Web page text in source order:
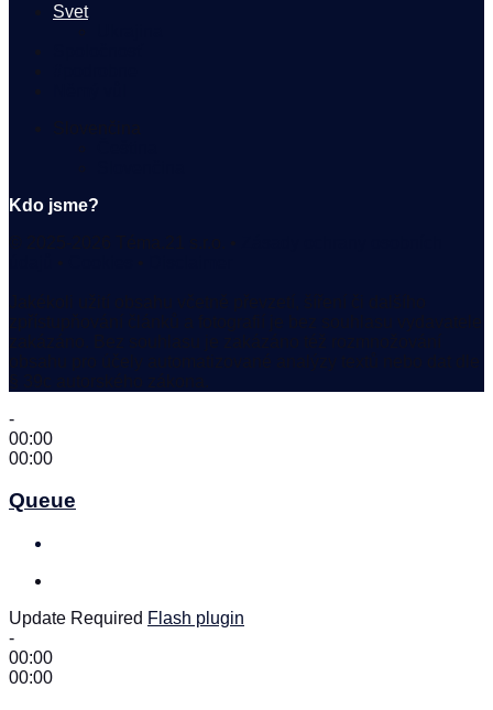
Svet
Kdo jsme?
-
00:00
00:00
Queue
Update Required Flash plugin
-
00:00
00:00